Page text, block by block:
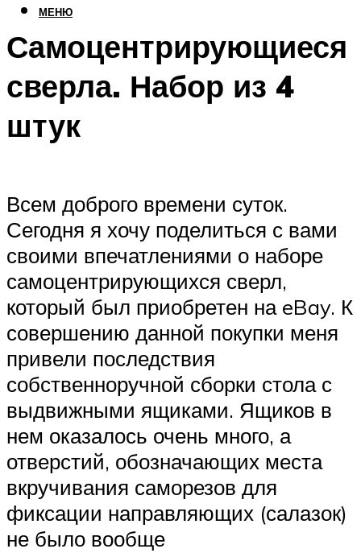
МЕНЮ
Самоцентрирующиеся
сверла. Набор из 4
штук
Всем доброго времени суток.
Сегодня я хочу поделиться с вами
своими впечатлениями о наборе
самоцентрирующихся сверл,
который был приобретен на eBay. К
совершению данной покупки меня
привели последствия
собственноручной сборки стола с
выдвижными ящиками. Ящиков в
нем оказалось очень много, а
отверстий, обозначающих места
вкручивания саморезов для
фиксации направляющих (салазок)
не было вообще